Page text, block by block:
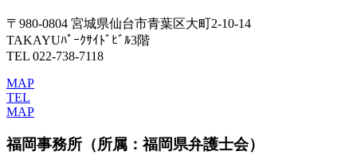
〒980-0804 宮城県仙台市青葉区大町2-10-14
TAKAYUﾊﾟｰｸｻｲﾄﾞﾋﾞﾙ3階
TEL 022-738-7118
MAP
TEL
MAP
福岡事務所 （所属：福岡県弁護士会）